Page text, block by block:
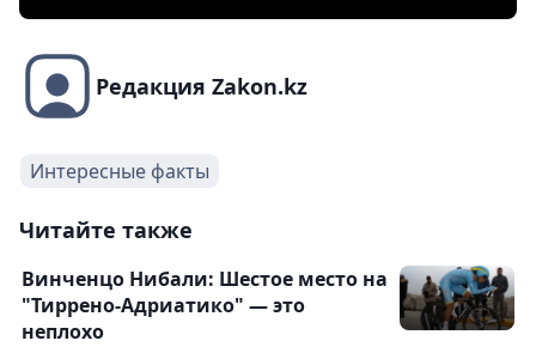
Редакция Zakon.kz
Интересные факты
Читайте также
Винченцо Нибали: Шестое место на
"Тиррено-Адриатико" — это
неплохо